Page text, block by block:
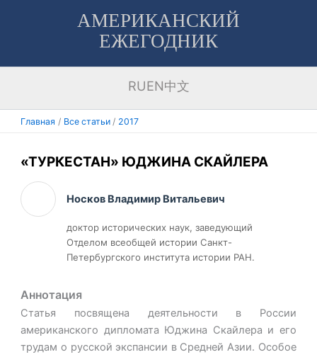
АМЕРИКАНСКИЙ
ЕЖЕГОДНИК
RUEN中文
Главная Все статьи 2017
«ТУРКЕСТАН» ЮДЖИНА СКАЙЛЕРА
Носков Владимир Витальевич
доктор исторических наук, заведующий
Отделом всеобщей истории Санкт-
Петербургского института истории РАН.
Аннотация
Статья посвящена деятельности в России
американского дипломата Юджина Скайлера и его
трудам о русской экспансии в Средней Азии. Особое